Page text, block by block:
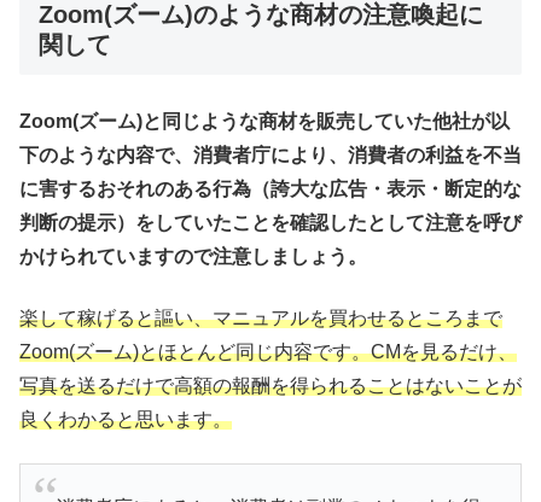
Zoom(ズーム)のような商材の注意喚起に
関して
Zoom(ズーム)と同じような商材を販売していた他社が以
下のような内容で、消費者庁により、消費者の利益を不当
に害するおそれのある行為（誇大な広告・表示・断定的な
判断の提示）をしていたことを確認したとして注意を呼び
かけられていますので注意しましょう。
楽して稼げると謳い、マニュアルを買わせるところまで
Zoom(ズーム)とほとんど同じ内容です。CMを見るだけ、
写真を送るだけで高額の報酬を得られることはないことが
良くわかると思います。